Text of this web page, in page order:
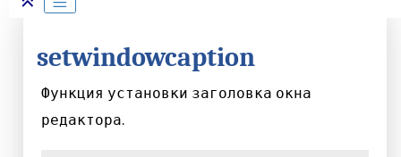
setwindowcaption
Функция установки заголовка окна
редактора.